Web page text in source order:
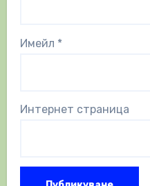
Имейл *
Интернет страница